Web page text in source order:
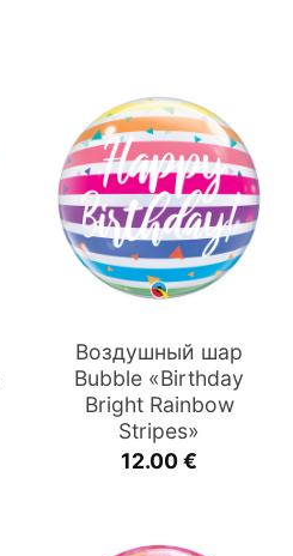
Воздушный шар
Bubble «Birthday
Bright Rainbow
Stripes»
12.00€